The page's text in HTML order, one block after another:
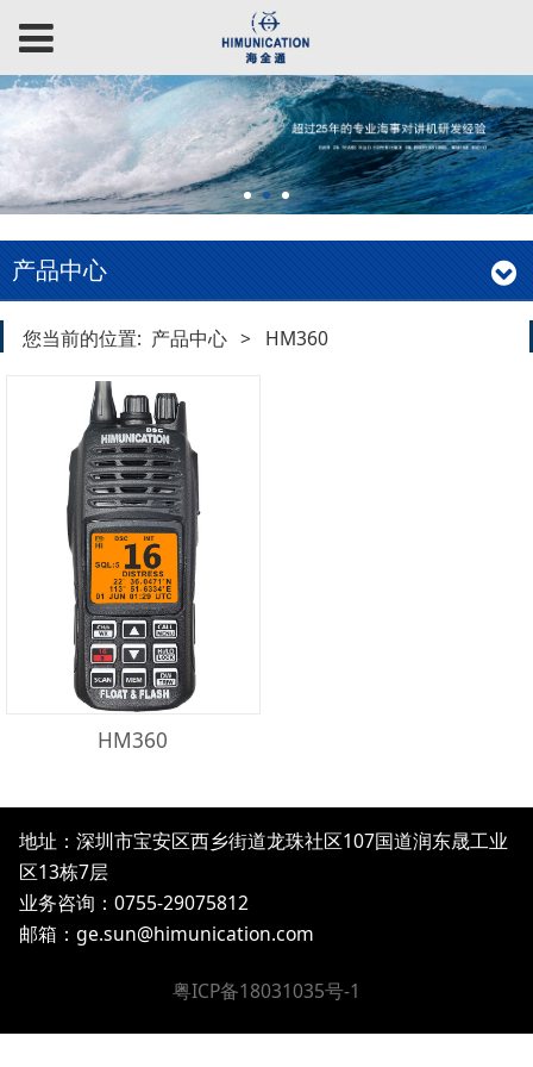
产品中心
您当前的位置: 产品中心 > HM360
HM360
地址：深圳市宝安区西乡街道龙珠社区107国道润东晟工业
区13栋7层
业务咨询：0755-29075812
邮箱： ge.sun@himunication.com
粤ICP备18031035号-1